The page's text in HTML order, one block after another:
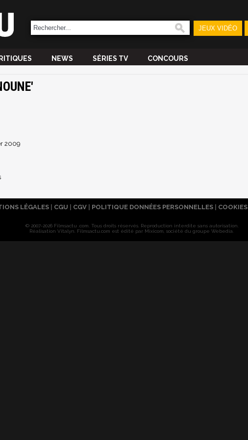
JEUX VIDÉO
NEWS SÉRIES TV CONCOURS
2009
LÉGALES CGU CGV POLITIQUE DONNÉES PERSONNELLES COOKIES
© 2007-2026 Filmsactu .com. Tous droits réservés. Reproduction interdite sans autorisation.
Réalisation Vitalyn . Filmsactu .com est édité par Mixicom, société du groupe Webedia.